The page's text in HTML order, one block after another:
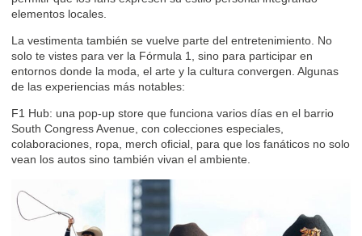
elementos locales.
La vestimenta también se vuelve parte del entretenimiento. No
solo te vistes para ver la Fórmula 1, sino para participar en
entornos donde la moda, el arte y la cultura convergen. Algunas
de las experiencias más notables:
F1 Hub: una pop-up store que funciona varios días en el barrio
South Congress Avenue, con colecciones especiales,
colaboraciones, ropa, merch oficial, para que los fanáticos no solo
vean los autos sino también vivan el ambiente.